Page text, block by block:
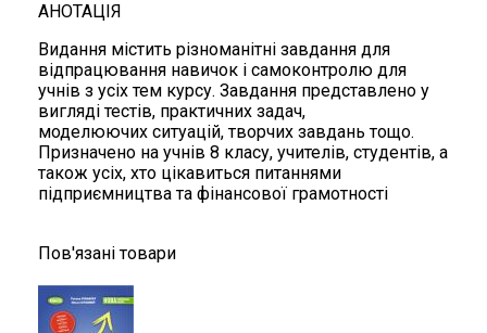
АНОТАЦІЯ
Видання містить різноманітні завдання для
відпрацювання навичок і самоконтролю для
учнів з усіх тем курсу. Завдання представлено у
вигляді тестів, практичних задач,
моделюючих ситуацій, творчих завдань тощо.
Призначено на учнів 8 класу, учителів, студентів, а
також усіх, хто цікавиться питаннями
підприємництва та фінансової грамотності
Пов'язані товари